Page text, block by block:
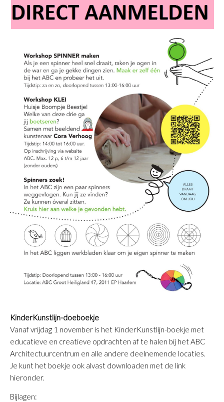
KinderKunstlijn-doeboekje
Vanaf vrijdag 1 november is het KinderKunstlijn-boekje met
educatieve en creatieve opdrachten af te halen bij het ABC
Architectuurcentrum en alle andere deelnemende locaties.
Je kunt het boekje ook alvast downloaden met de link
hieronder.
Bijlagen: